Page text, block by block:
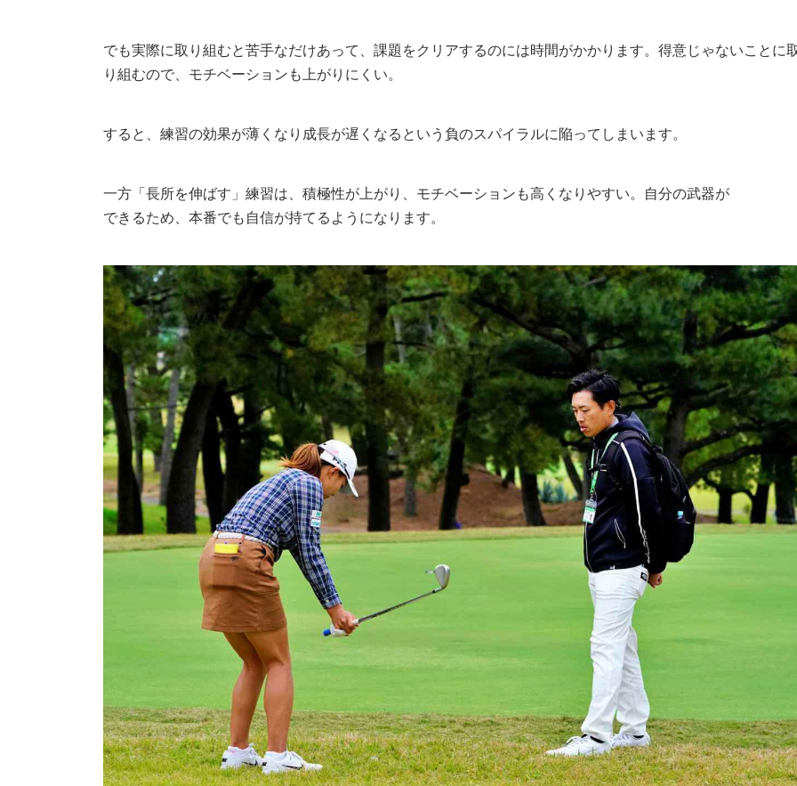
でも実際に取り組むと苦手なだけあって、課題をクリアするのには時間がかかります。得意じゃないことに
り組むので、モチベーションも上がりにくい。
すると、練習の効果が薄くなり成長が遅くなるという負のスパイラルに陥ってしまいます。
一方「長所を伸ばす」練習は、積極性が上がり、モチベーションも高くなりやすい。自分の武器が
できるため、本番でも自信が持てるようになります。